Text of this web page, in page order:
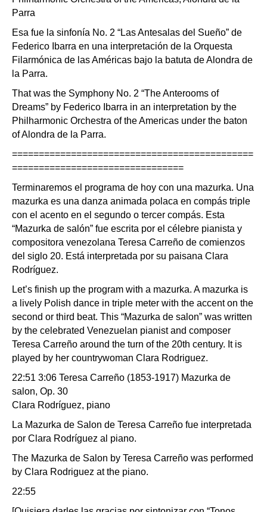
Parra
Esa fue la sinfonía No. 2 “Las Antesalas del Sueño” de
Federico Ibarra en una interpretación de la Orquesta
Filarmónica de las Américas bajo la batuta de Alondra de
la Parra.
That was the Symphony No. 2 “The Anterooms of
Dreams” by Federico Ibarra in an interpretation by the
Philharmonic Orchestra of the Americas under the baton
of Alondra de la Parra.
=============================================
================================
Terminaremos el programa de hoy con una mazurka. Una
mazurka es una danza animada polaca en compás triple
con el acento en el segundo o tercer compás. Esta
“Mazurka de salón” fue escrita por el célebre pianista y
compositora venezolana Teresa Carreño de comienzos
del siglo 20. Está interpretada por su paisana Clara
Rodríguez.
Let’s finish up the program with a mazurka. A mazurka is
a lively Polish dance in triple meter with the accent on the
second or third beat. This “Mazurka de salon” was written
by the celebrated Venezuelan pianist and composer
Teresa Carreño around the turn of the 20th century. It is
played by her countrywoman Clara Rodriguez.
22:51 3:06 Teresa Carreño (1853-1917) Mazurka de
salon, Op. 30
Clara Rodríguez, piano
La Mazurka de Salon de Teresa Carreño fue interpretada
por Clara Rodríguez al piano.
The Mazurka de Salon by Teresa Carreño was performed
by Clara Rodriguez at the piano.
22:55